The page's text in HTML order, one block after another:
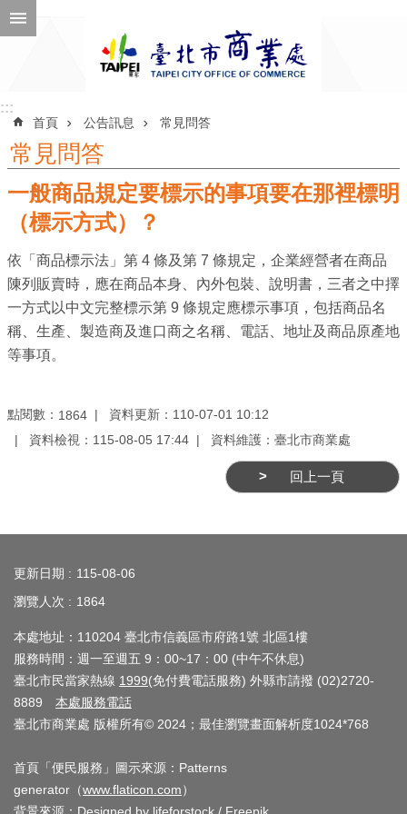
跳到主要內容區塊
公
告
訊
息
機
關
介
業
務
服
務
公
司
及
商
業
記
服
::::::
首頁 公告訊息 常見問答
常見問答
一般商品規定要標示的事項要在那裡標明
（標示方式）？
依「商品標示法」第 4 條及第 7 條規定，企業經營者在商品
陳列販賣時，應在商品本身、內外包裝、說明書，三者之中擇
一方式以中文完整標示第 9 條規定應標示事項，包括商品名
稱、生產、製造商及進口商之名稱、電話、地址及商品原產地
等事項。
點閱數： 1864
資料更新：110-07-01 10:12
資料檢視：115-08-05 17:44
資料維護：臺北市商業處
回上一頁
更新日期
115-08-06
瀏覽人次
1864
本處地址：110204 臺北市信義區市府路1號 北區1樓
服務時間：週一至週五 9：00~17：00 (中午不休息)
臺北市民當家熱線 1999(免付費電話服務) 外縣市請撥 (02)2720-
8889 本處服務電話
臺北市商業處 版權所有© 2024；最佳瀏覽畫面解析度1024*768
首頁「便民服務」圖示來源：Patterns
generator（www.flaticon.com）